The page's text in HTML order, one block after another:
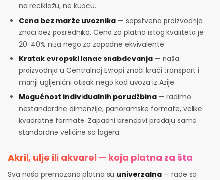
na reciklažu, ne kupcu.
Cena bez marže uvoznika — sopstvena proizvodnja
znači bez posrednika. Cena za platna istog kvaliteta je
20-40% niža nego za zapadne ekvivalente.
Kratak evropski lanac snabdevanja — naša
proizvodnja u Centralnoj Evropi znači kraći transport i
manji ugljenični otisak nego kod uvoza iz Azije.
Mogućnost individualnih porudžbina — radimo
nestandardne dimenzije, panoramske formate, velike
kvadratne formate. Zapadni brendovi prodaju samo
standardne veličine sa lagera.
Akril, ulje ili akvarel — koja platna za šta
Sva naša premazana platna su univerzalna — rade sa